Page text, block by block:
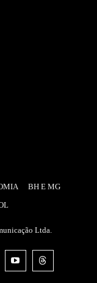
BH E MG
Ltda.